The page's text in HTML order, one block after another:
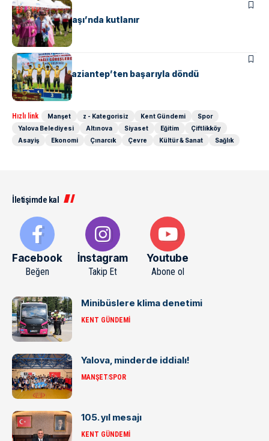
ALTINOVA MANŞET
Hıdrellez, Subaşı’nda kutlanır
ALTINOVASPOR
Pehlivanlar, Gaziantep’ten başarıyla döndü
Hızlı link Manşet z - Kategorisiz Kent Gündemi
Spor
Yalova Belediyesi
Altınova Siyaset Eğitim
Çiftlikköy
Asayiş
Ekonomi Çınarcık Çevre Kültür & Sanat Sağlık
İletişimde kal
Facebook
Beğen
İnstagram
Takip Et
Youtube
Abone ol
Minibüslere klima denetimi
KENT GÜNDEMI
Yalova, minderde iddialı!
MANŞETSPOR
105. yıl mesajı
KENT GÜNDEMI